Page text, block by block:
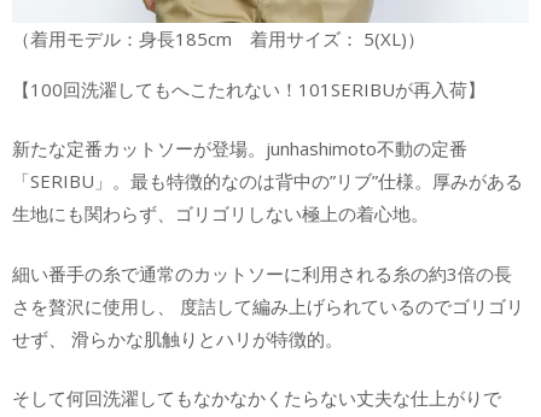
（着用モデル：身長185cm 着用サイズ： 5(XL)）
【100回洗濯してもへこたれない！101SERIBUが再入荷】
新たな定番カットソーが登場。junhashimoto不動の定番
「SERIBU」。最も特徴的なのは背中の”リブ”仕様。厚みがある
生地にも関わらず、ゴリゴリしない極上の着心地。
細い番手の糸で通常のカットソーに利用される糸の約3倍の長
さを贅沢に使用し、 度詰して編み上げられているのでゴリゴリ
せず、 滑らかな肌触りとハリが特徴的。
そして何回洗濯してもなかなかくたらない丈夫な仕上がりで